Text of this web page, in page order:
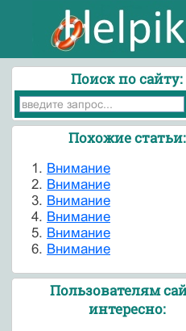
Поиск по сайту:
Похожие статьи:
Внимание
Внимание
Внимание
Внимание
Внимание
Внимание
Пользователям
интересно: